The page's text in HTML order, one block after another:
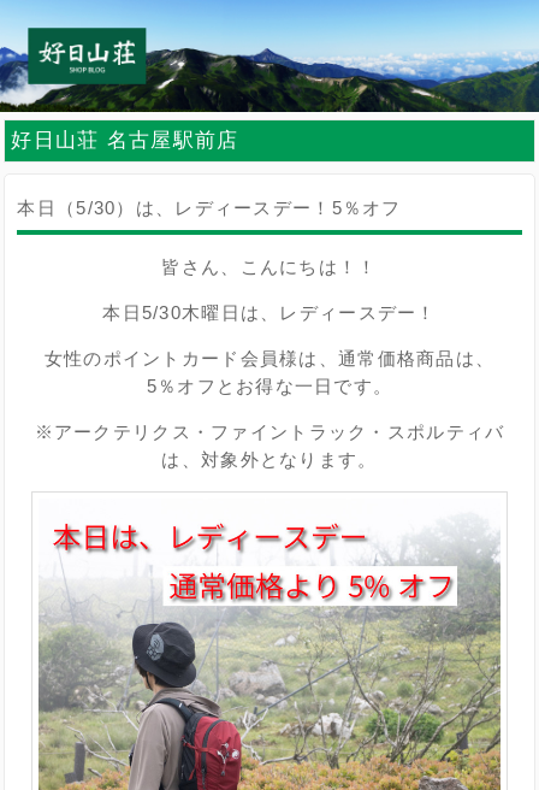
好日山荘 名古屋駅前店
本日（5/30）は、レディースデー！5％オフ
皆さん、こんにちは！！
本日5/30木曜日は、レディースデー！
女性のポイントカード会員様は、通常価格商品は、
5％オフとお得な一日です。
※アークテリクス・ファイントラック・スポルティバ
は、対象外となります。